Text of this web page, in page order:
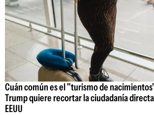
Cuán común es el "turismo de
Trump quiere recortar la ciudadanía
EEUU